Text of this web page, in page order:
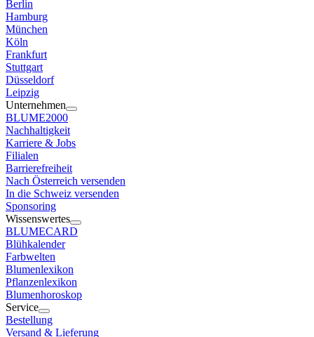
Berlin
Hamburg
München
Köln
Frankfurt
Stuttgart
Düsseldorf
Leipzig
Unternehmen
BLUME2000
Nachhaltigkeit
Karriere & Jobs
Filialen
Barrierefreiheit
Nach Österreich versenden
In die Schweiz versenden
Sponsoring
Wissenswertes
BLUMECARD
Blühkalender
Farbwelten
Blumenlexikon
Pflanzenlexikon
Blumenhoroskop
Service
Bestellung
Versand & Lieferung